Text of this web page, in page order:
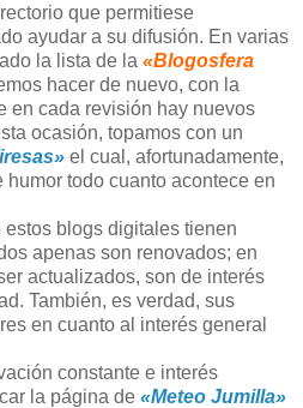
que permitiese
ayudar a su difusión. En varias
la lista de la «Blogosfera
hacer de nuevo, con la
en cada revisión hay nuevos
ocasión, topamos con un
el cual, afortunadamente,
todo cuanto acontece en
blogs digitales tienen
apenas son renovados; en
actualizados, son de interés
También, es verdad, sus
en cuanto al interés general
constante e interés
la página de «Meteo Jumilla»